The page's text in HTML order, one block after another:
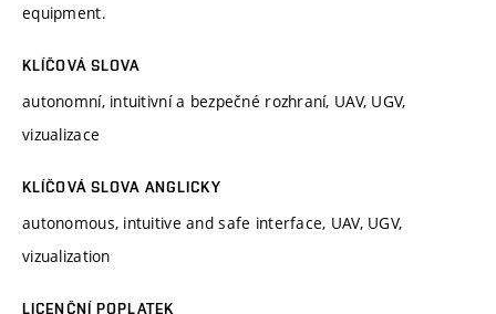
equipment.
KLÍČOVÁ SLOVA
autonomní, intuitivní a bezpečné rozhraní, UAV, UGV,
vizualizace
KLÍČOVÁ SLOVA ANGLICKY
autonomous, intuitive and safe interface, UAV, UGV,
vizualization
LICENČNÍ POPLATEK